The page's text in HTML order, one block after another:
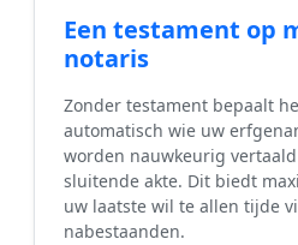
Een testament op
notaris
Zonder testament bepaalt
automatisch wie uw
worden nauwkeurig
sluitende akte. Dit biedt
uw laatste wil te allen tijde
nabestaanden.